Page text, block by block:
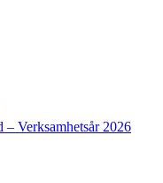
Verksamhetsår 2026